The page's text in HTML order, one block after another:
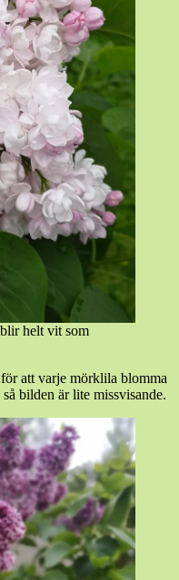
helt vit som
att varje mörklila blomma
bilden är lite missvisande.